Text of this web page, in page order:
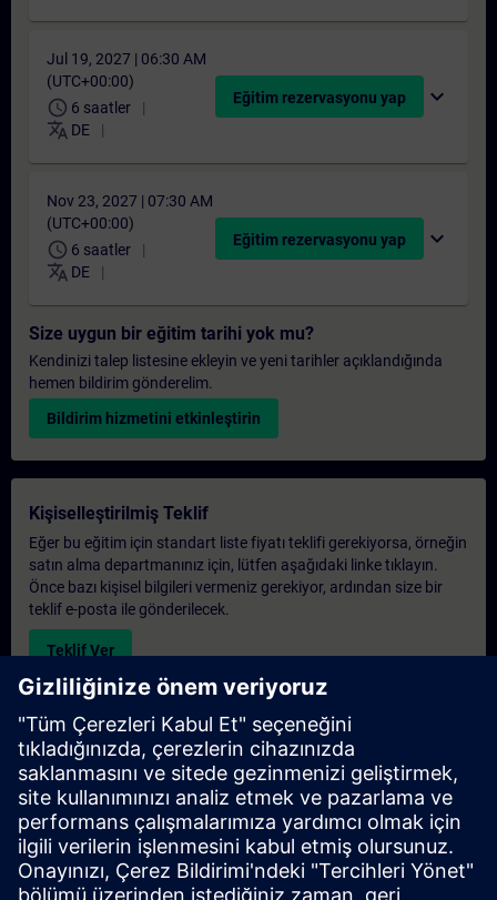
Jul 19, 2027 | 06:30 AM
(UTC+00:00)
schedule 6 saatler
translate DE
Eğitim rezervasyonu yap expand_more
Nov 23, 2027 | 07:30 AM
(UTC+00:00)
schedule 6 saatler
translate DE
Eğitim rezervasyonu yap expand_more
Size uygun bir eğitim tarihi yok mu?
Kendinizi talep listesine ekleyin ve yeni tarihler açıklandığında
hemen bildirim gönderelim.
Bildirim hizmetini etkinleştirin
Kişiselleştirilmiş Teklif
Eğer bu eğitim için standart liste fiyatı teklifi gerekiyorsa, örneğin
satın alma departmanınız için, lütfen aşağıdaki linke tıklayın.
Önce bazı kişisel bilgileri vermeniz gerekiyor, ardından size bir
teklif e-posta ile gönderilecek.
Teklif Ver
Exclusive Training Enquiry
Please complete the enquiry form below if you require a
quotation for an exclusive training course either on-site, virtually
or at our SITRAIN training centre. This type of request would be
suitable for larger groups ( 6 and above). After providing your
contact details and your training requirements, you will receive a
quotation from us.